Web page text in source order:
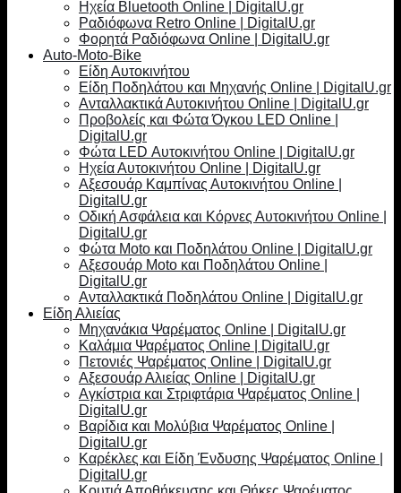
Ηχεία Bluetooth Online | DigitalU.gr
Ραδιόφωνα Retro Online | DigitalU.gr
Φορητά Ραδιόφωνα Online | DigitalU.gr
Auto-Moto-Bike
Είδη Αυτοκινήτου
Είδη Ποδηλάτου και Μηχανής Online | DigitalU.gr
Ανταλλακτικά Αυτοκινήτου Online | DigitalU.gr
Προβολείς και Φώτα Όγκου LED Online |
DigitalU.gr
Φώτα LED Αυτοκινήτου Online | DigitalU.gr
Ηχεία Αυτοκινήτου Online | DigitalU.gr
Αξεσουάρ Καμπίνας Αυτοκινήτου Online |
DigitalU.gr
Οδική Ασφάλεια και Κόρνες Αυτοκινήτου Online |
DigitalU.gr
Φώτα Moto και Ποδηλάτου Online | DigitalU.gr
Αξεσουάρ Moto και Ποδηλάτου Online |
DigitalU.gr
Ανταλλακτικά Ποδηλάτου Online | DigitalU.gr
Είδη Αλιείας
Μηχανάκια Ψαρέματος Online | DigitalU.gr
Καλάμια Ψαρέματος Online | DigitalU.gr
Πετονιές Ψαρέματος Online | DigitalU.gr
Αξεσουάρ Αλιείας Online | DigitalU.gr
Αγκίστρια και Στριφτάρια Ψαρέματος Online |
DigitalU.gr
Βαρίδια και Μολύβια Ψαρέματος Online |
DigitalU.gr
Καρέκλες και Είδη Ένδυσης Ψαρέματος Online |
DigitalU.gr